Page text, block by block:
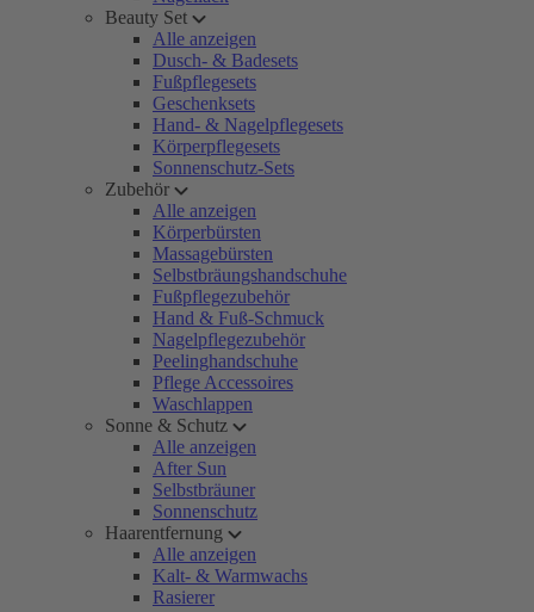
Beauty Set
Alle anzeigen
Dusch- & Badesets
Fußpflegesets
Geschenksets
Hand- & Nagelpflegesets
Körperpflegesets
Sonnenschutz-Sets
Zubehör
Alle anzeigen
Körperbürsten
Massagebürsten
Selbstbräungshandschuhe
Fußpflegezubehör
Hand & Fuß-Schmuck
Nagelpflegezubehör
Peelinghandschuhe
Pflege Accessoires
Waschlappen
Sonne & Schutz
Alle anzeigen
After Sun
Selbstbräuner
Sonnenschutz
Haarentfernung
Alle anzeigen
Kalt- & Warmwachs
Rasierer